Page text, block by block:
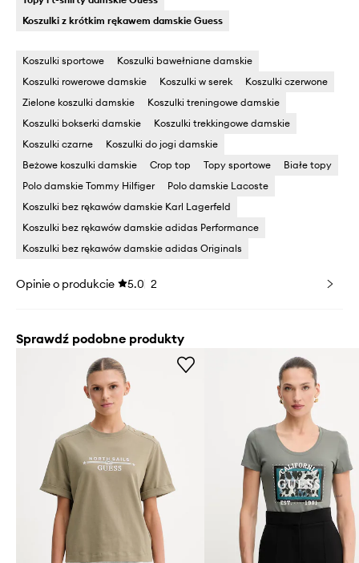
Koszulki z krótkim rękawem damskie Guess
Koszulki sportowe
Koszulki bawełniane damskie
Koszulki rowerowe damskie
Koszulki w serek
Koszulki czerwone
Zielone koszulki damskie
Koszulki treningowe damskie
Koszulki bokserki damskie
Koszulki trekkingowe damskie
Koszulki czarne
Koszulki do jogi damskie
Beżowe koszulki damskie
Crop top Topy sportowe
Białe topy
Polo damskie Tommy Hilfiger
Polo damskie Lacoste
Koszulki bez rękawów damskie Karl Lagerfeld
Koszulki bez rękawów damskie adidas Performance
Koszulki bez rękawów damskie adidas Originals
Opinie o produkcie 5.0 2
Sprawdź podobne produkty